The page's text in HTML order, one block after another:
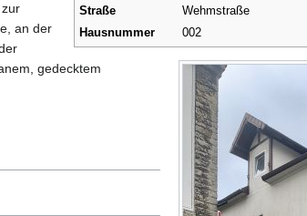
Straße
Wehmstraße
Hausnummer
002
an der
gedecktem